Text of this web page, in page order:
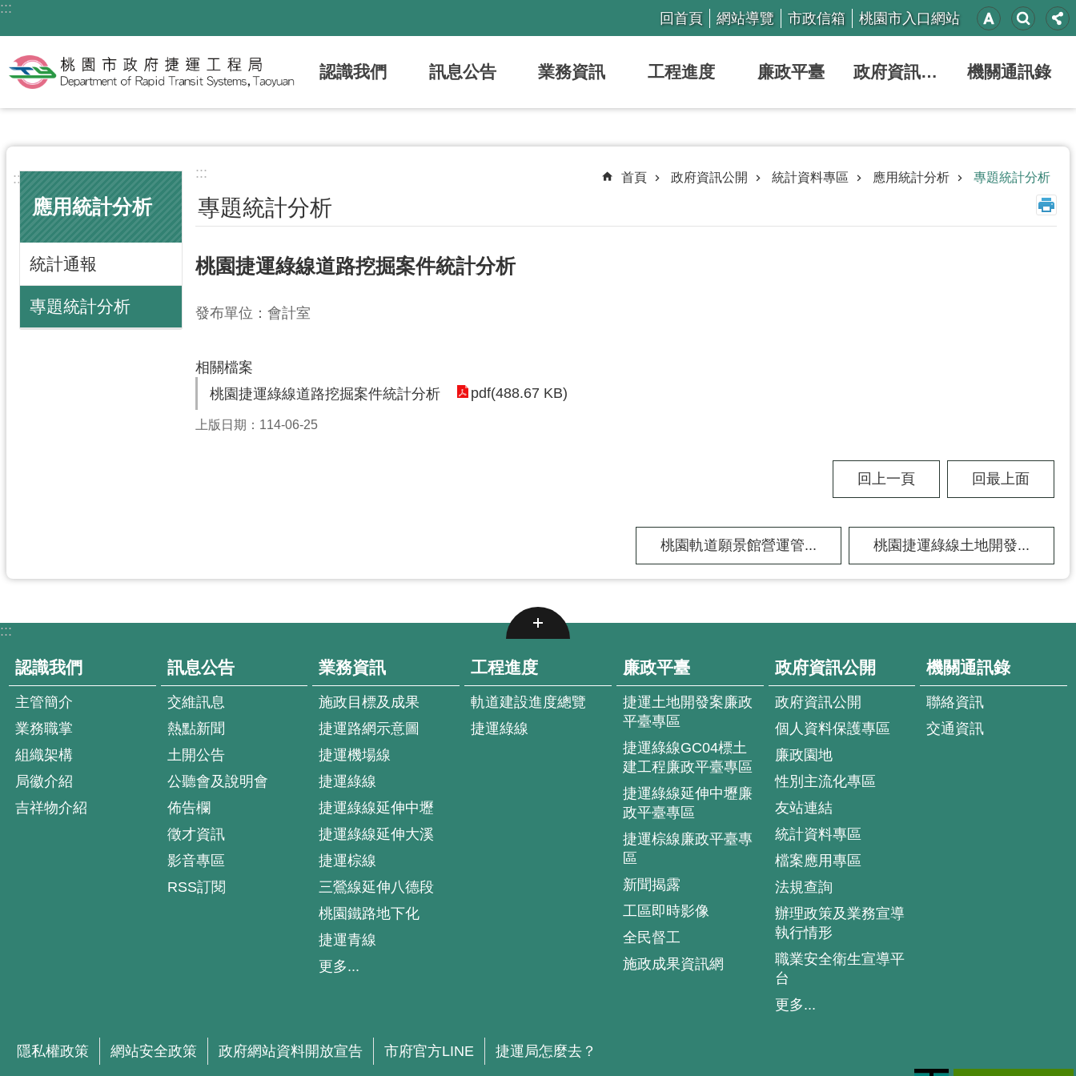
跳到主要內容區塊
:::
回首頁 網站導覽 市政信箱 桃園市入口網站
認識我們 訊息公告 業務資訊 工程進度 廉政平臺 政府資訊公開 機關通訊錄
:::
應用統計分析
統計通報
專題統計分析
::: 首頁 政府資訊公開 統計資料專區 應用統計分析 專題統計分析
專題統計分析
桃園捷運綠線道路挖掘案件統計分析
發布單位：會計室
相關檔案
桃園捷運綠線道路挖掘案件統計分析
pdf(488.67 KB)
上版日期：114-06-25
回上一頁 回最上面
桃園軌道願景館營運管... 桃園捷運綠線土地開發...
:::
認識我們
主管簡介
業務職掌
組織架構
局徽介紹
吉祥物介紹
訊息公告
交維訊息
熱點新聞
土開公告
公聽會及說明會
佈告欄
徵才資訊
影音專區
RSS訂閱
業務資訊
施政目標及成果
捷運路網示意圖
捷運機場線
捷運綠線
捷運綠線延伸中壢
捷運綠線延伸大溪
捷運棕線
三鶯線延伸八德段
桃園鐵路地下化
捷運青線
更多...
工程進度
軌道建設進度總覽
捷運綠線
廉政平臺
捷運土地開發案廉政
平臺專區
捷運綠線GC04標土
建工程廉政平臺專區
捷運綠線延伸中壢廉
政平臺專區
捷運棕線廉政平臺專
區
新聞揭露
工區即時影像
全民督工
施政成果資訊網
政府資訊公開
政府資訊公開
個人資料保護專區
廉政園地
性別主流化專區
友站連結
統計資料專區
檔案應用專區
法規查詢
辦理政策及業務宣導
執行情形
職業安全衛生宣導平
台
更多...
機關通訊錄
聯絡資訊
交通資訊
隱私權政策 網站安全政策 政府網站資料開放宣告 市府官方LINE 捷運局怎麼去？